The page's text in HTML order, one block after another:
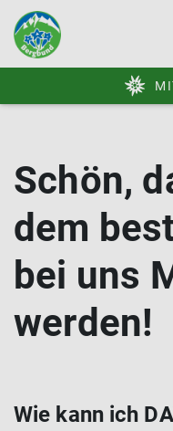
Schön,
dem
bei uns
werden!
Wie kann ich